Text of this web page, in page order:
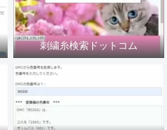
刺繍糸検索ドットコム